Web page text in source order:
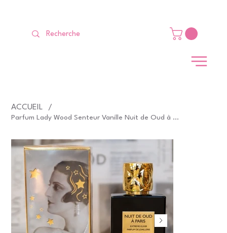
ACCUEIL /
Parfum Lady Wood Senteur Vanille Nuit de Oud à Paris Collection Privée